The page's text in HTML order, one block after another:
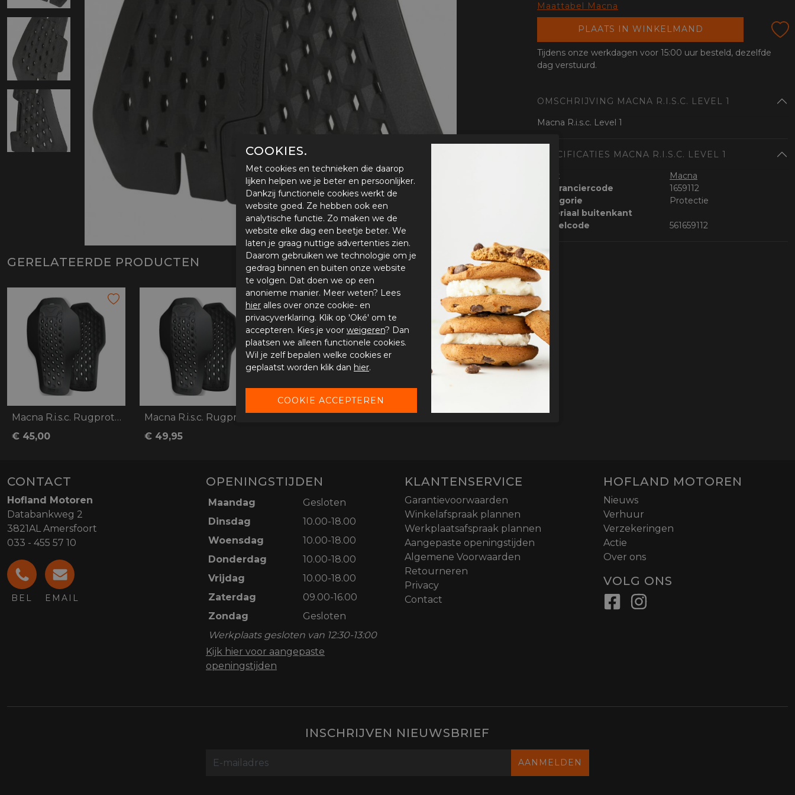
Airbags
handschoenen
Verwarmde
handschoenen
Sloten
Telefoon
Maattabel Macna
PLAATS IN WINKELMAND
Tijdens onze werkdagen voor 15:00 uur besteld, dezelfde
dag verstuurd.
OMSCHRIJVING MACNA R.I.S.C. LEVEL 1
Macna R.i.s.c. Level 1
SPECIFICATIES MACNA R.I.S.C. LEVEL 1
Merk
Macna
Leveranciercode
1659112
Categorie
Protectie
Materiaal buitenkant
Bestelcode
561659112
GERELATEERDE PRODUCTEN
Macna R.i.s.c. Rugprotector
€ 45,00
€ 49,95
CONTACT
Hofland Motoren
Databankweg 2
3821AL Amersfoort
033 - 455 57 10
BEL EMAIL
OPENINGSTIJDEN
Maandag
Gesloten
Dinsdag
10.00-18.00
Woensdag
10.00-18.00
Donderdag
10.00-18.00
Vrijdag
10.00-18.00
Zaterdag
09.00-16.00
Zondag
Gesloten
Werkplaats gesloten van 12:30-13:00
Kijk hier voor aangepaste
openingstijden
KLANTENSERVICE
Garantievoorwaarden
Winkelafspraak plannen
Werkplaatsafspraak plannen
Aangepaste openingstijden
Algemene Voorwaarden
Retourneren
Privacy
Contact
HOFLAND MOTOREN
Nieuws
Verhuur
Verzekeringen
Actie
Over ons
VOLG ONS
INSCHRIJVEN NIEUWSBRIEF
AANMELDEN
COOKIES.
Met cookies en technieken die daarop
lijken helpen we je beter en persoonlijker.
Dankzij functionele cookies werkt de
website goed. Ze hebben ook een
analytische functie. Zo maken we de
website elke dag een beetje beter. We
laten je graag nuttige advertenties zien.
Daarom gebruiken we technologie om je
gedrag binnen en buiten onze website
te volgen. Dat doen we op een
anonieme manier. Meer weten? Lees
hier alles over onze cookie- en
privacyverklaring. Klik op 'Oké' om te
accepteren. Kies je voor weigeren? Dan
plaatsen we alleen functionele cookies.
Wil je zelf bepalen welke cookies er
geplaatst worden klik dan hier.